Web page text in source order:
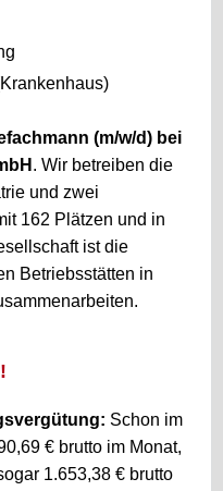
(m/w/d) bei
. Wir betreiben die
und zwei
162 Plätzen und in
ist die
Betriebsstätten in
Schon im
€ brutto im Monat,
1.653,38 € brutto